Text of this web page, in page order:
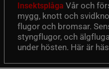
Insektsplåga Vår och
mygg, knott och
flugor och bromsar.
styngflugor, och
under hösten. Här är